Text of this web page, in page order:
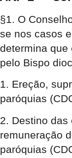
§1. O
se nos casos
determina que
pelo Bispo
1. Ereção,
paróquias
2. Destino das
remuneração
paróquias